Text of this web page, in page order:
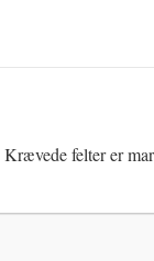
Krævede felter er